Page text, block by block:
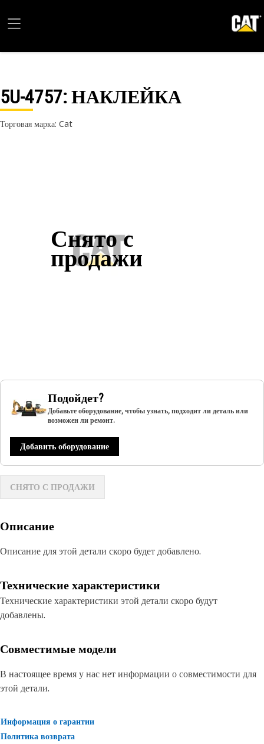
5U-4757: НАКЛЕЙКА
Торговая марка: Cat
Снято с
продажи
Подойдет?
Добавьте оборудование, чтобы узнать, подходит ли деталь или
возможен ли ремонт.
Добавить оборудование
СНЯТО С ПРОДАЖИ
Описание
Описание для этой детали скоро будет добавлено.
Технические характеристики
Технические характеристики этой детали скоро будут
добавлены.
Совместимые модели
В настоящее время у нас нет информации о совместимости для
этой детали.
Информация о гарантии
Политика возврата